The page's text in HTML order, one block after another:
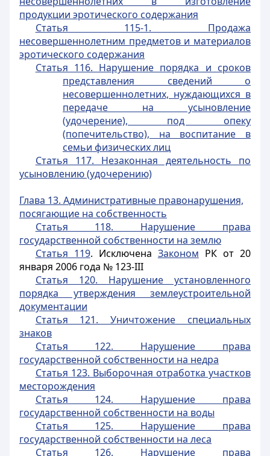
продукции эротического содержания
Статья 115-1. Продажа
несовершеннолетним предметов и материалов
эротического содержания
Статья 116. Нарушение порядка и сроков
представления сведений о
несовершеннолетних, нуждающихся в
передаче на усыновление
(удочерение), под опеку
(попечительство), на воспитание в
семьи физических лиц
Статья 117. Незаконная деятельность по
усыновлению (удочерению)
Глава 13. Административные правонарушения,
посягающие на собственность
Статья 118. Нарушение права
государственной собственности на землю
Статья 119. Исключена Законом РК от 20
января 2006 года № 123-III
Статья 120. Нарушение установленного
порядка утверждения землеустроительной
документации
Статья 121. Уничтожение специальных
знаков
Статья 122. Нарушение права
государственной собственности на недра
Статья 123. Выборочная отработка участков
месторождения
Статья 124. Нарушение права
государственной собственности на воды
Статья 125. Нарушение права
государственной собственности на леса
Статья 126. Нарушение права